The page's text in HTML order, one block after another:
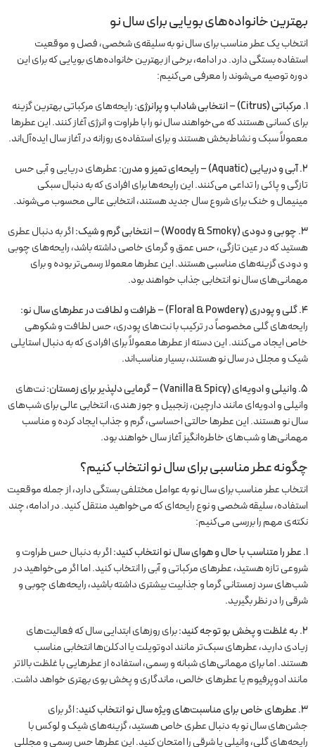
بهترین خانواده‌های بویایی برای سال نو
انتخاب یک عطر مناسب برای سال نو به سلیقه‌ی شخصی، فصل و موقعیت
استفاده بستگی دارد. در ادامه، برخی از بهترین خانواده‌های بویایی که برای این
دوره توصیه می‌شوند را معرفی می‌کنیم:
۱. مرکباتی (Citrus) – انتخابی شاداب و پرانرژی:
رایحه‌های مرکباتی بهترین گزینه
برای کسانی هستند که می‌خواهند سال نو را با طراوت و انرژی آغاز کنند. این عطرها
معمولاً سبک و نشاط‌بخش هستند و برای استفاده‌ی روزانه در آغاز سال ایده‌آل‌اند.
۲. آبی و دریایی (Aquatic) – رایحه‌ای تمیز و مدرن:
عطرهای دریایی و آبی حس
تازگی و پاکی را تداعی می‌کنند. این رایحه‌ها برای افرادی که به دنبال سبکی
مینیمال و خنک برای شروع سال جدید هستند، انتخابی عالی محسوب می‌شوند.
۳. چوبی و دودی (Woody & Smoky) – انتخابی گرم و شیک:
اگر به دنبال عطری
هستید که در عین تازگی، حس عمق و گرمای خاصی داشته باشد، رایحه‌های چوبی
و دودی گزینه‌های مناسبی هستند. این عطرها معمولا رسمی‌تر بوده و برای
مهمانی‌های سال نو انتخابی جذاب خواهند بود.
۴. گلی و پودری (Floral & Powdery) – ظرافت و لطافت در عطرهای سال نو:
رایحه‌های گلی مخصوصاً در ترکیب با نت‌های پودری، حس لطافت و شکوهی
خاص ایجاد می‌کنند. این دسته از عطرها معمولاً برای افرادی که به دنبال استایلی
شیک و مجلل در سال نو هستند، بسیار مناسب‌اند.
۵. وانیلی و ادویه‌ای (Vanilla & Spicy) – گرمایی دلپذیر برای زمستان:
نت‌های
وانیلی و ادویه‌ای مانند دارچین، زنجبیل و جوز هندی، انتخابی عالی برای شب‌های
سال نو هستند. این عطرها حالتی احساسی، گرم و جذاب ایجاد کرده و مناسب
مهمانی‌ها و شب‌های خاطره‌انگیز آغاز سال خواهند بود.
چگونه عطر مناسبی برای سال نو انتخاب کنیم؟
انتخاب عطر مناسب برای سال نو به عوامل مختلفی بستگی دارد، از جمله موقعیت
استفاده، سلیقه شخصی و نوع رایحه‌ای که می‌خواهید منتقل کنید. در ادامه، چند
نکته‌ی مهم را بررسی می‌کنیم:
۱. عطر را متناسب با حال و هوای سال نو انتخاب کنید:
اگر به دنبال حس طراوت و
شروعی تازه هستید، عطرهای مرکباتی و آبی را انتخاب کنید. اما اگر می‌خواهید در
شب‌های سرد زمستانی گرما و جذابیت بیشتری داشته باشید، رایحه‌های چوبی و
شرقی را در نظر بگیرید.
۲. به غلظت و پخش بو توجه کنید:
برای روزهای ابتدایی سال که فعالیت‌های
زیادی دارید، عطرهای سبک‌تر مانند ادوتویلت یا ادکلن‌ها انتخابی مناسب
هستند. اما برای مهمانی‌های شبانه و رسمی، استفاده از عطرهایی با غلظت بالاتر
مانند ادوپرفیوم یا عطرهای خالص، ماندگاری و پخش بوی بهتری خواهد داشت.
۳. عطرهای خاص برای مناسبت‌های ویژه سال نو انتخاب کنید:
اگر برای
جشن‌های سال نو به دنبال عطری خاص هستید، گزینه‌های شیک و لوکس با
رایحه‌های گلی، وانیلی یا شرقی را امتحان کنید. این عطرها حس رسمی و مجللی